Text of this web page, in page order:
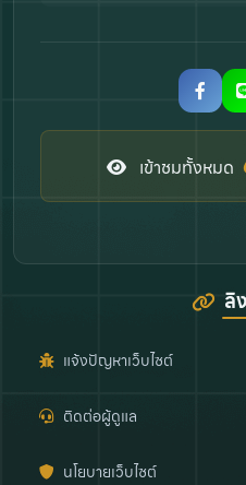
เข้าชมทั้งหมด
ลิ
แจ้งปัญหาเว็บไซต์
ติดต่อผู้ดูแล
นโยบายเว็บไซต์